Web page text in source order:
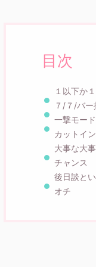
目次
１以下か
７/７/バ
一撃モー
カットイン
大事な大
チャンス
後日談と
オチ